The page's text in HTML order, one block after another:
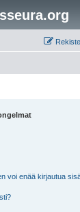
voi enää kirjautua